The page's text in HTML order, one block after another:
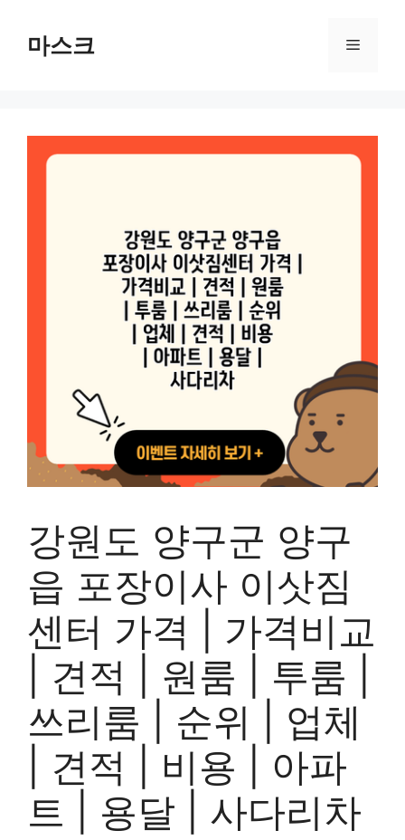
마스크 메
강원도 양구군 양구
읍 포장이사 이삿짐
센터 가격 | 가격비교
| 견적 | 원룸 | 투룸 |
쓰리룸 | 순위 | 업체
| 견적 | 비용 | 아파
트 | 용달 | 사다리차